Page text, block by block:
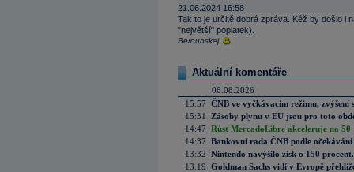
21.06.2024 16:58
Tak to je určitě dobrá zpráva. Kéž by došlo i
"největší" poplatek).
Berounskej
Aktuální komentáře
06.08.2026
15:57 ČNB ve vyčkávacím režimu, zvýšení
15:31
Zásoby plynu v EU jsou pro toto
14:47 Růst MercadoLibre akceleruje na
14:37 Bankovní rada ČNB podle
13:32 Nintendo navýšilo zisk o 150
13:19 Goldman Sachs vidí v Evropě